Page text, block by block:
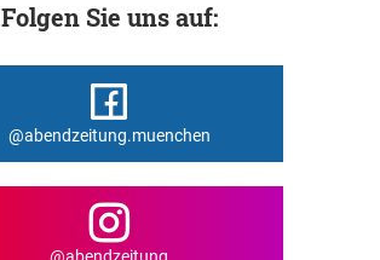
Folgen Sie uns auf:
@abendzeitung.muenchen
@abendzeitung